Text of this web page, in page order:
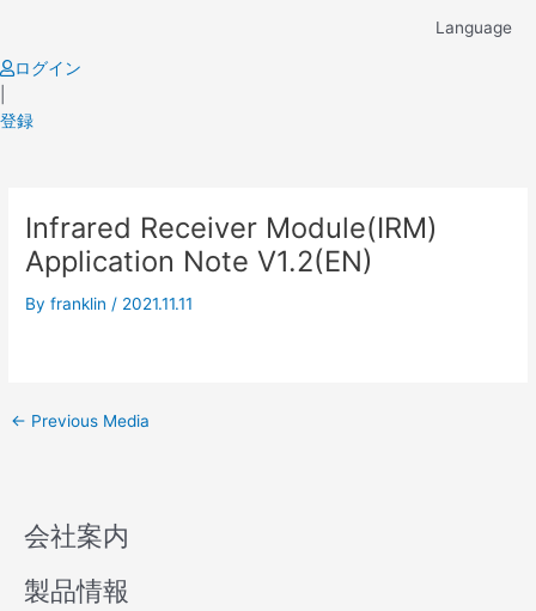
content
Language
ログイン
登録
Infrared Receiver Module(IRM)
Application Note V1.2(EN)
Byfranklin / 2021.11.11
navigation
← Previous Media
会社案内
製品情報